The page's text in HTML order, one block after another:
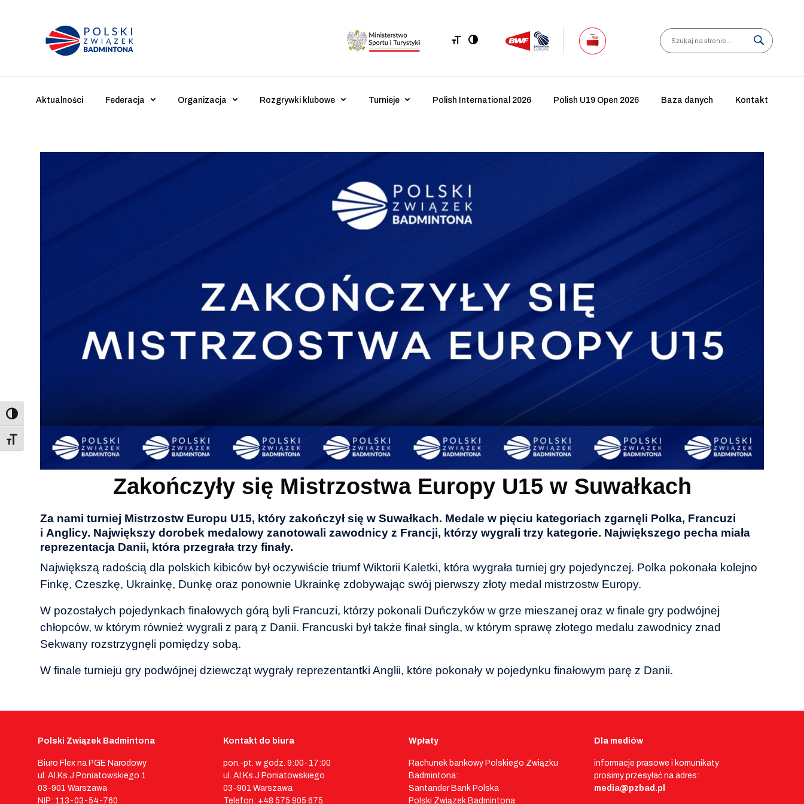
Toggle Font size
Main Navigation
Search
Aktualności Federacja Organizacja Rozgrywki klubowe Turnieje Polish International 2026 Polish U19 Open 2026 Baza danych Kontakt
Zakończyły się Mistrzostwa Europy U15 w Suwałkach
Za nami turniej Mistrzostw Europu U15, który zakończył się w Suwałkach. Medale w pięciu kategoriach zgarnęli Polka, Francuzi
i Anglicy. Największy dorobek medalowy zanotowali zawodnicy z Francji, którzy wygrali trzy kategorie. Największego pecha miała
reprezentacja Danii, która przegrała trzy finały.
Największą radością dla polskich kibiców był oczywiście triumf Wiktorii Kaletki, która wygrała turniej gry pojedynczej. Polka pokonała kolejno
Finkę, Czeszkę, Ukrainkę, Dunkę oraz ponownie Ukrainkę zdobywając swój pierwszy złoty medal mistrzostw Europy.
W pozostałych pojedynkach finałowych górą byli Francuzi, którzy pokonali Duńczyków w grze mieszanej oraz w finale gry podwójnej
chłopców, w którym również wygrali z parą z Danii. Francuski był także finał singla, w którym sprawę złotego medalu zawodnicy znad
Sekwany rozstrzygnęli pomiędzy sobą.
W finale turnieju gry podwójnej dziewcząt wygrały reprezentantki Anglii, które pokonały w pojedynku finałowym parę z Danii.
Polski Związek Badmintona
Biuro Flex na PGE Narodowy
ul. Al.Ks.J Poniatowskiego 1
03-901 Warszawa
NIP: 113-03-54-760
Kontakt do biura
pon.-pt. w godz. 9:00-17:00
ul. Al.Ks.J Poniatowskiego
03-901 Warszawa
Telefon: +48 575 905 675
Wpłaty
Rachunek bankowy Polskiego Związku
Badmintona:
Santander Bank Polska
Polski Związek Badmintona
Dla mediów
informacje prasowe i komunikaty
prosimy przesyłać na adres:
media@pzbad.pl